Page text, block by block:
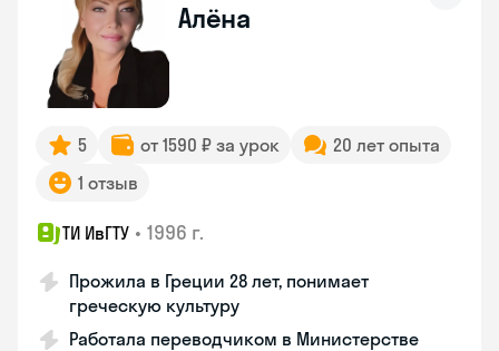
Алёна
5 от 1590 ₽ за урок
20 лет опыта
1 отзыв
ТИ ИвГТУ • 1996 г.
Прожила в Греции 28 лет, понимает
греческую культуру
Работала переводчиком в Министерстве